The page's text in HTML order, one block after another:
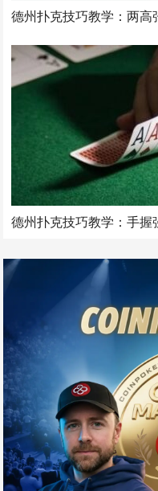
德州扑克技巧教学：两高
德州扑克技巧教学：手